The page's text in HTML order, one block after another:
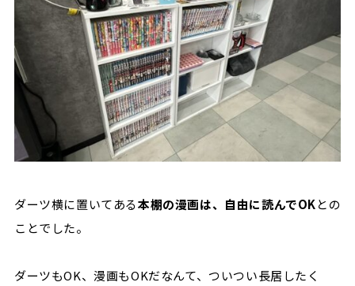
ダーツ横に置いてある本棚の漫画は、自由に読んでOKとの
ことでした。
ダーツもOK、漫画もOKだなんて、ついつい長居したく